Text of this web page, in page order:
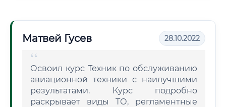
Матвей Гусев 28.10.2022
Освоил курс Техник по обслуживанию
авиационной техники с наилучшими
результатами. Курс подробно
раскрывает виды ТО, регламентные